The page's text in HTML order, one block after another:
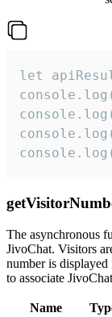
let
The asynchronous
JivoChat. Visitors
number is displayed
to associate
Name